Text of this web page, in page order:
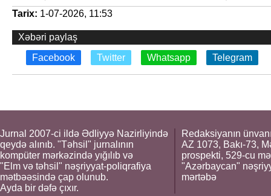
Tarix: 1-07-2026, 11:53
Xəbəri paylaş
Facebook
Twitter Whatsapp Telegram
Jurnal 2007-ci ildə Ədliyyə Nazirliyində
qeydə alınıb. "Təhsil" jurnalının
kompüter mərkəzində yığılıb və
"Elm və təhsil" nəşriyyat-poliqrafiya
mətbəəsində çap olunub.
Ayda bir dəfə çıxır.
Redaksiyanın
AZ 1073, Bakı-73,
prospekti, 529-cu
"Azərbaycan"
mərtəbə